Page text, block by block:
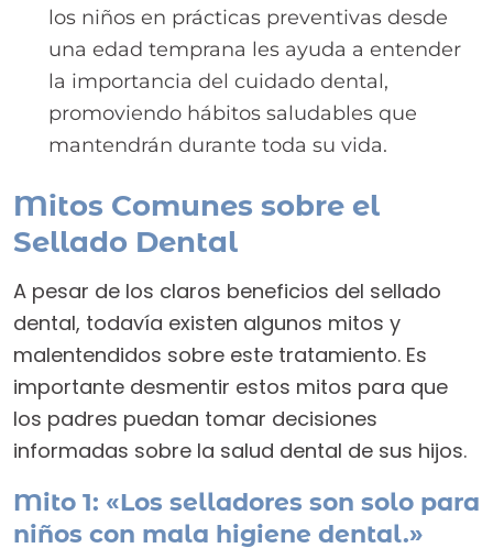
los niños en prácticas preventivas desde
una edad temprana les ayuda a entender
la importancia del cuidado dental,
promoviendo hábitos saludables que
mantendrán durante toda su vida.
Mitos Comunes sobre el
Sellado Dental
A pesar de los claros beneficios del sellado
dental, todavía existen algunos mitos y
malentendidos sobre este tratamiento. Es
importante desmentir estos mitos para que
los padres puedan tomar decisiones
informadas sobre la salud dental de sus hijos.
Mito 1: «Los selladores son solo para
niños con mala higiene dental.»